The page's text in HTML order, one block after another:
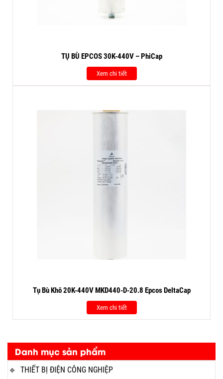
Danh mục sản phẩm
THIẾT BỊ ĐIỆN CÔNG NGHIỆP
TỤ BÙ EPCOS 30K-440V – PhiCap
Xem chi tiết
Tụ Bù Khô 20K-440V MKD440-D-20.8 Epcos DeltaCap
Xem chi tiết